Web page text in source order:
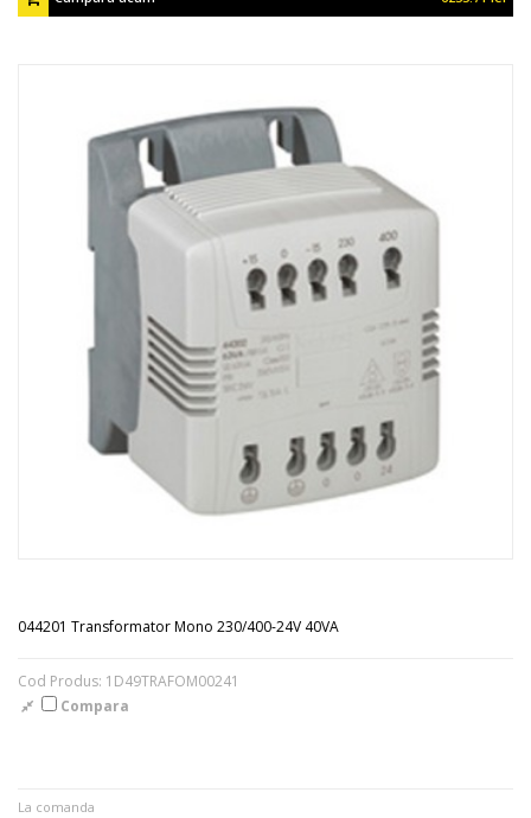
044201 Transformator Mono 230/400-24V 40VA
Cod Produs: 1D49TRAFOM00241
Compara
La comanda